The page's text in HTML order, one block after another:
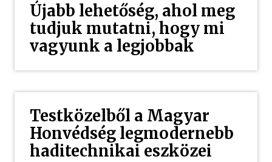
Újabb lehetőség, ahol meg
tudjuk mutatni, hogy mi
vagyunk a legjobbak
Testközelből a Magyar
Honvédség legmodernebb
haditechnikai eszközei